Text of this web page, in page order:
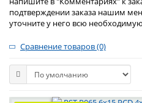
подтверждении заказа нашим
уточните у него всю
Сравнение товаров (0)